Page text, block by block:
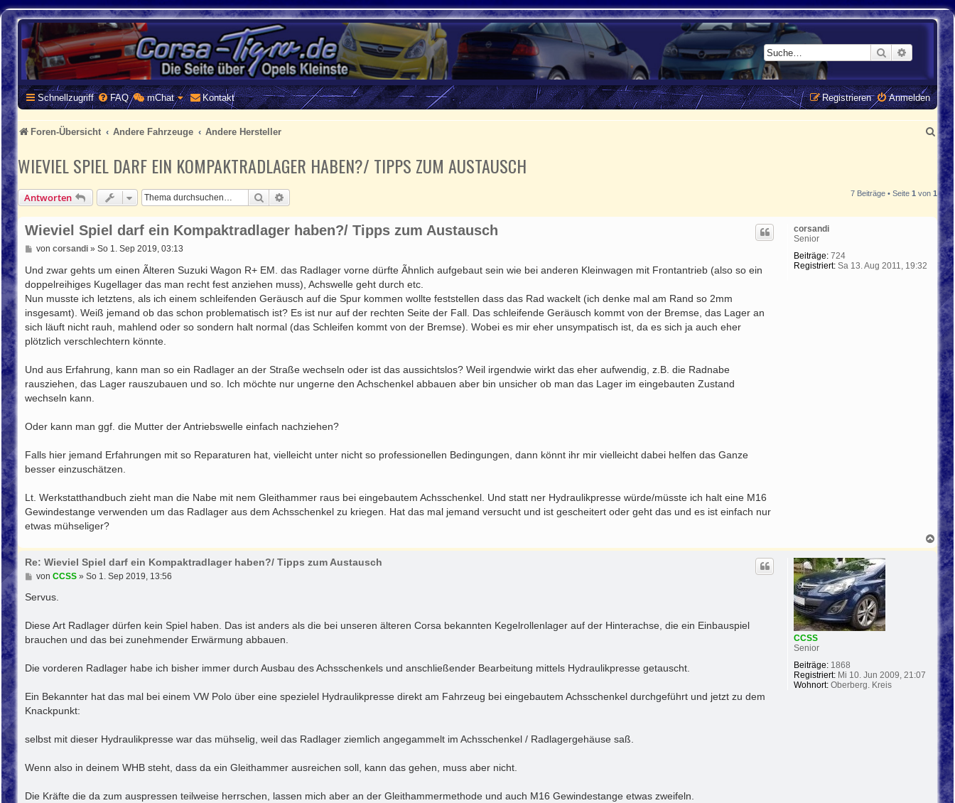
Suche
CORSA-TIGRA.DE
Homepage und Forum rund um Opel Corsa und Tigra
Schnellzugriff FAQ mChat Kontakt Anmelden
Registrieren
Foren-Übersicht Andere Fahrzeuge Andere Hersteller
S
u
h
e
WIEVIEL SPIEL DARF EIN KOMPAKTRADLAGER HABEN?/ TIPPS ZUM AUSTAUSCH
Antworten Suche 7 Beiträge • Seite 1 von 1
corsandi
Senior
Beiträge: 724
Registriert: Sa 13. Aug 2011, 19:32
Wieviel Spiel darf ein Kompaktradlager haben?/ Tipps zum Austausch
B
i
r
a
von corsandi» So 1. Sep 2019, 03:13
Und zwar gehts um einen Ãlteren Suzuki Wagon R+ EM. das Radlager vorne dürfte Ãhnlich aufgebaut sein wie bei anderen Kleinwagen mit Frontantrieb (also so ein
doppelreihiges Kugellager das man recht fest anziehen muss), Achswelle geht durch etc.
Nun musste ich letztens, als ich einem schleifenden Geräusch auf die Spur kommen wollte feststellen dass das Rad wackelt (ich denke mal am Rand so 2mm
insgesamt). Weiß jemand ob das schon problematisch ist? Es ist nur auf der rechten Seite der Fall. Das schleifende Geräusch kommt von der Bremse, das Lager an
sich läuft nicht rauh, mahlend oder so sondern halt normal (das Schleifen kommt von der Bremse). Wobei es mir eher unsympatisch ist, da es sich ja auch eher
plötzlich verschlechtern könnte.
Und aus Erfahrung, kann man so ein Radlager an der Straße wechseln oder ist das aussichtslos? Weil irgendwie wirkt das eher aufwendig, z.B. die Radnabe
rausziehen, das Lager rauszubauen und so. Ich möchte nur ungerne den Achschenkel abbauen aber bin unsicher ob man das Lager im eingebauten Zustand
wechseln kann.
Oder kann man ggf. die Mutter der Antriebswelle einfach nachziehen?
Falls hier jemand Erfahrungen mit so Reparaturen hat, vielleicht unter nicht so professionellen Bedingungen, dann könnt ihr mir vielleicht dabei helfen das Ganze
besser einzuschätzen.
Lt. Werkstatthandbuch zieht man die Nabe mit nem Gleithammer raus bei eingebautem Achsschenkel. Und statt ner Hydraulikpresse würde/müsste ich halt eine M16
Gewindestange verwenden um das Radlager aus dem Achsschenkel zu kriegen. Hat das mal jemand versucht und ist gescheitert oder geht das und es ist einfach nur
etwas mühseliger?
N
a
c
h
o
n
CCSS
Senior
Beiträge: 1868
Registriert: Mi 10. Jun 2009, 21:07
Wohnort: Oberberg. Kreis
Re: Wieviel Spiel darf ein Kompaktradlager haben?/ Tipps zum Austausch
B
i
a
von CCSS» So 1. Sep 2019, 13:56
Servus.
Diese Art Radlager dürfen kein Spiel haben. Das ist anders als die bei unseren älteren Corsa bekannten Kegelrollenlager auf der Hinterachse, die ein Einbauspiel
brauchen und das bei zunehmender Erwärmung abbauen.
Die vorderen Radlager habe ich bisher immer durch Ausbau des Achsschenkels und anschließender Bearbeitung mittels Hydraulikpresse getauscht.
Ein Bekannter hat das mal bei einem VW Polo über eine spezielel Hydraulikpresse direkt am Fahrzeug bei eingebautem Achsschenkel durchgeführt und jetzt zu dem
Knackpunkt:
selbst mit dieser Hydraulikpresse war das mühselig, weil das Radlager ziemlich angegammelt im Achsschenkel / Radlagergehäuse saß.
Wenn also in deinem WHB steht, dass da ein Gleithammer ausreichen soll, kann das gehen, muss aber nicht.
Die Kräfte die da zum auspressen teilweise herrschen, lassen mich aber an der Gleithammermethode und auch M16 Gewindestange etwas zweifeln.